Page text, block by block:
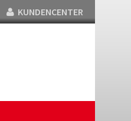
KUNDENCENTER